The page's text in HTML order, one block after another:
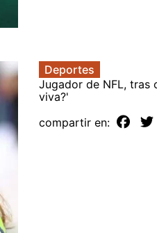
Deportes
Jugador de NFL, tras
viva?'
compartir en: